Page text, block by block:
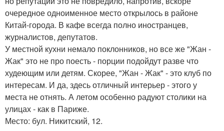
очередное одноименное место открылось в районе
Китай-города. В кафе всегда полно иностранцев,
журналистов, депутатов.
У местной кухни немало поклонников, но все же "Жан -
Жак" это не про поесть - порции подойдут разве что
худеющим или детям. Скорее, "Жан - Жак" - это клуб по
интересам. И да, здесь отличный интерьер - этого у
места не отнять. А летом особенно радуют столики на
улицах - как в Париже.
Место: бул. Никитский, 12.